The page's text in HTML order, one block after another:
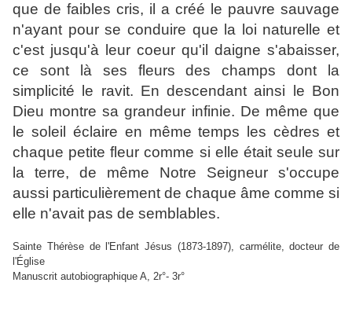
que de faibles cris, il a créé le pauvre sauvage
n'ayant pour se conduire que la loi naturelle et
c'est jusqu'à leur coeur qu'il daigne s'abaisser,
ce sont là ses fleurs des champs dont la
simplicité le ravit. En descendant ainsi le Bon
Dieu montre sa grandeur infinie. De même que
le soleil éclaire en même temps les cèdres et
chaque petite fleur comme si elle était seule sur
la terre, de même Notre Seigneur s'occupe
aussi particulièrement de chaque âme comme si
elle n'avait pas de semblables.
Sainte Thérèse de l'Enfant Jésus (1873-1897), carmélite, docteur de
l'Église
Manuscrit autobiographique A, 2r°- 3r°